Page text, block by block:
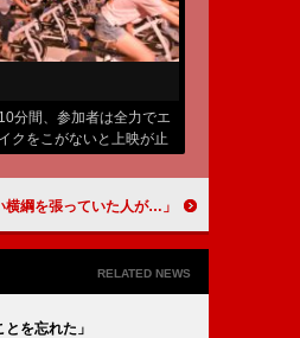
分間、参加者は全力でエ
クをこがないと上映が止
「あれだけ強い横綱を張っていた人が…」
RELATED NEWS
を忘れた」